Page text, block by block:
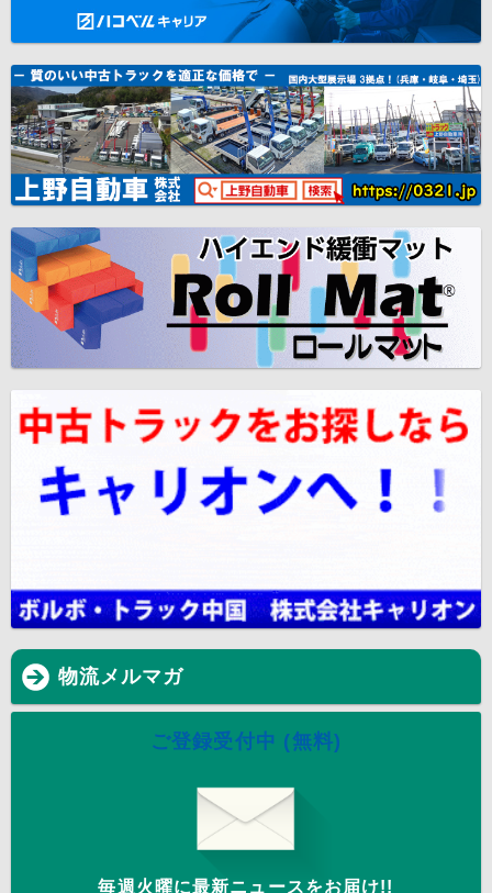
物流メルマガ
ご登録受付中 (無料)
毎週火曜に最新ニュースをお届け!!